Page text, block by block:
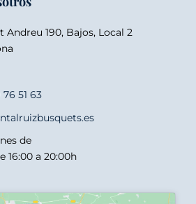
Andreu 190, Bajos, Local 2
51 63
de
16:00 a 20:00h